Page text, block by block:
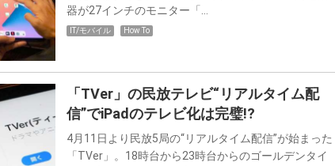
器が27インチのモニター「…
IT/モバイル How To
「TVer」の民放テレビ“リアルタイム配
信”でiPadのテレビ化は完璧!?
4月11日より民放5局の“リアルタイム配信”が始まった
「TVer」。18時台から23時台からのゴールデンタイ